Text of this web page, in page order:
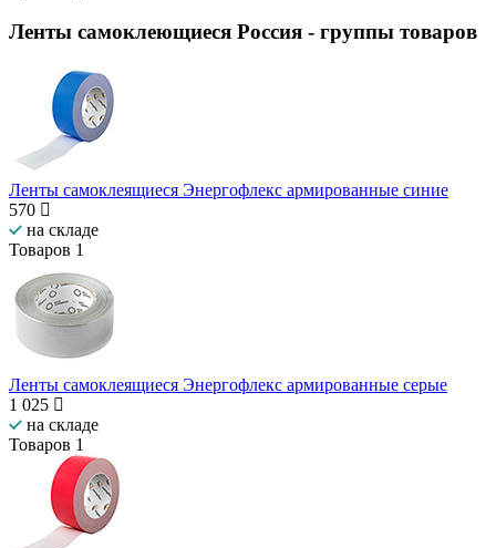
Ленты самоклеющиеся Россия - группы товаров
Ленты самоклеящиеся Энергофлекс армированные синие
570
на складе
Товаров 1
Ленты самоклеящиеся Энергофлекс армированные серые
1 025
на складе
Товаров 1